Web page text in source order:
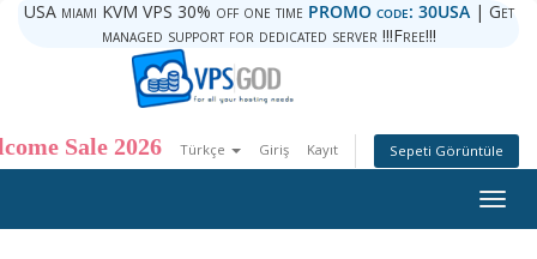
USA miami KVM VPS 30% off one time PROMO code: 30USA| Get
managed support for dedicated server !!!Free!!!
Sale 2026 Türkçe Giriş Kayıt Sepeti Görüntüle